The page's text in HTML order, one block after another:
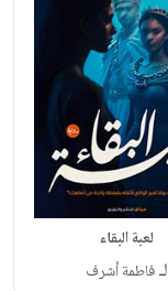
لعبة البقاء
لـفاطمة أشرف